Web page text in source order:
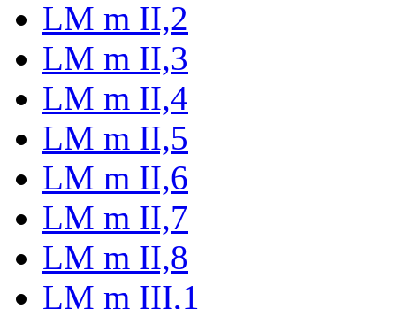
LM m II,2
LM m II,3
LM m II,4
LM m II,5
LM m II,6
LM m II,7
LM m II,8
LM m III,1